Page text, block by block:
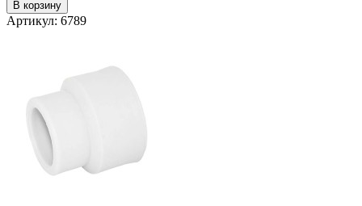
В корзину
Артикул: 6789